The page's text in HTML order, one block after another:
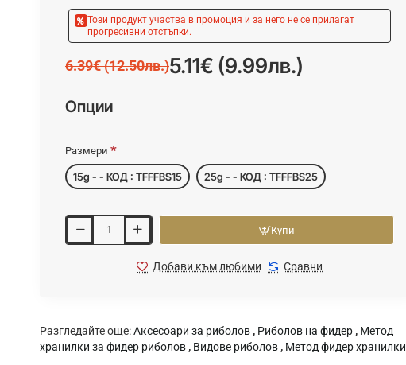
Този продукт участва в промоция и за него не се прилагат
прогресивни отстъпки.
5.11€ (9.99лв.)
6.39€ (12.50лв.)
Опции
Размери
15g - - КОД : TFFFBS15 25g - - КОД : TFFFBS25
Купи
Добави към любими Сравни
Разгледайте още:Аксесоари за риболов , Риболов на фидер , Метод
хранилки за фидер риболов , Видове риболов , Метод фидер хранилки